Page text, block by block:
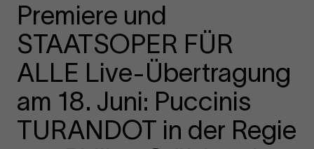
Premiere und
STAATSOPER FÜR
ALLE Live-Übertragung
am 18. Juni: Puccinis
TURANDOT in der Regie